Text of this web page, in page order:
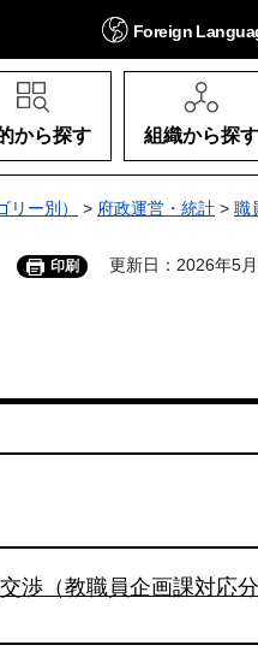
Foreign
から探す 組織から探す
ー別） > 府政運営・統計 > 職
印刷 更新日：2026年5
渉（教職員企画課対応分